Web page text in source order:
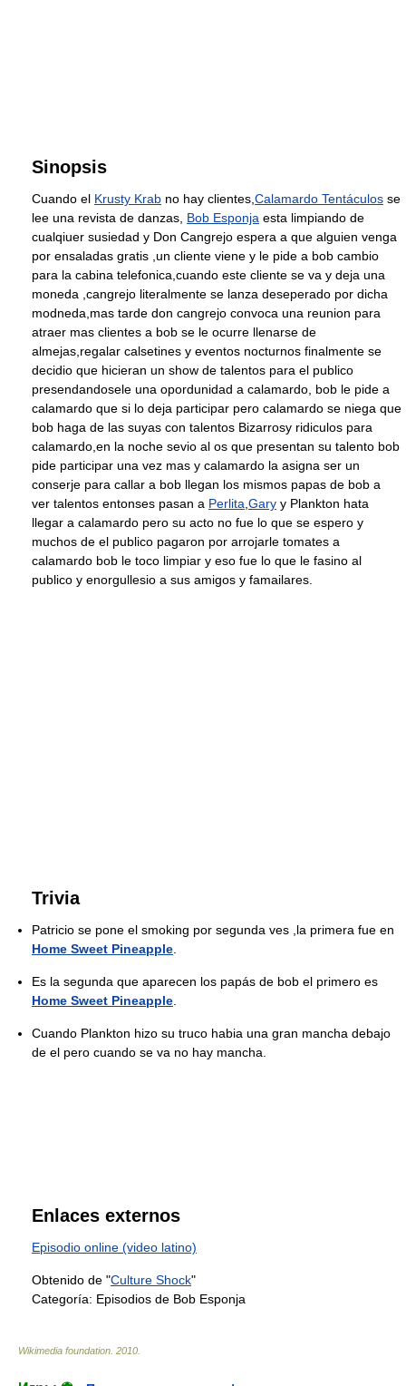
Sinopsis
Cuando el Krusty Krab no hay clientes, Calamardo Tentáculos se
lee una revista de danzas, Bob Esponja esta limpiando de
cualqiuer susiedad y Don Cangrejo espera a que alguien venga
por ensaladas gratis ,un cliente viene y le pide a bob cambio
para la cabina telefonica,cuando este cliente se va y deja una
moneda ,cangrejo literalmente se lanza deseperado por dicha
modneda,mas tarde don cangrejo convoca una reunion para
atraer mas clientes a bob se le ocurre llenarse de
almejas,regalar calsetines y eventos nocturnos finalmente se
decidio que hicieran un show de talentos para el publico
presendandosele una opordunidad a calamardo, bob le pide a
calamardo que si lo deja participar pero calamardo se niega que
bob haga de las suyas con talentos Bizarrosy ridiculos para
calamardo,en la noche sevio al os que presentan su talento bob
pide participar una vez mas y calamardo la asigna ser un
conserje para callar a bob llegan los mismos papas de bob a
ver talentos entonses pasan a Perlita Gary y Plankton hata
llegar a calamardo pero su acto no fue lo que se espero y
muchos de el publico pagaron por arrojarle tomates a
calamardo bob le toco limpiar y eso fue lo que le fasino al
publico y enorgullesio a sus amigos y famailares.
Trivia
Patricio se pone el smoking por segunda ves ,la primera fue en
Home Sweet Pineapple
Es la segunda que aparecen los papás de bob el primero es
Home Sweet Pineapple
Cuando Plankton hizo su truco habia una gran mancha debajo
de el pero cuando se va no hay mancha.
Enlaces externos
Episodio online (video latino)
Obtenido de "Culture Shock"
Categoría: Episodios de Bob Esponja
Wikimedia foundation 2010